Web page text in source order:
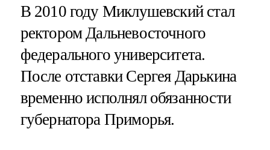
В 2010 году Миклушевский стал
ректором Дальневосточного
федерального университета.
После отставки Сергея Дарькина
временно исполнял обязанности
губернатора Приморья.